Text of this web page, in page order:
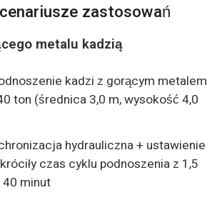
zastosowań
metalu kadzią
kadzi z gorącym metalem
ton (średnica 3,0 m, wysokość 4,0
hydrauliczna + ustawienie
czas cyklu podnoszenia z 1,5
minut